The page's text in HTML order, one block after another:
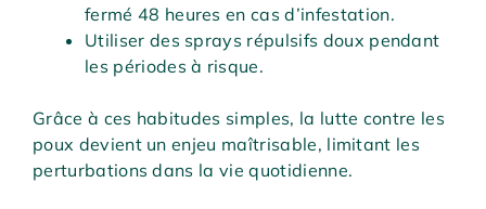
fermé 48 heures en cas d’infestation.
Utiliser des sprays répulsifs doux pendant
les périodes à risque.
Grâce à ces habitudes simples, la lutte contre les
poux devient un enjeu maîtrisable, limitant les
perturbations dans la vie quotidienne.